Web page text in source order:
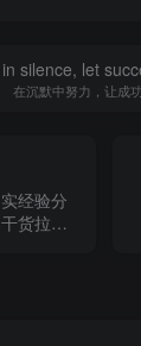
silence, let
在沉默中努力，让成
经验分
货拉满